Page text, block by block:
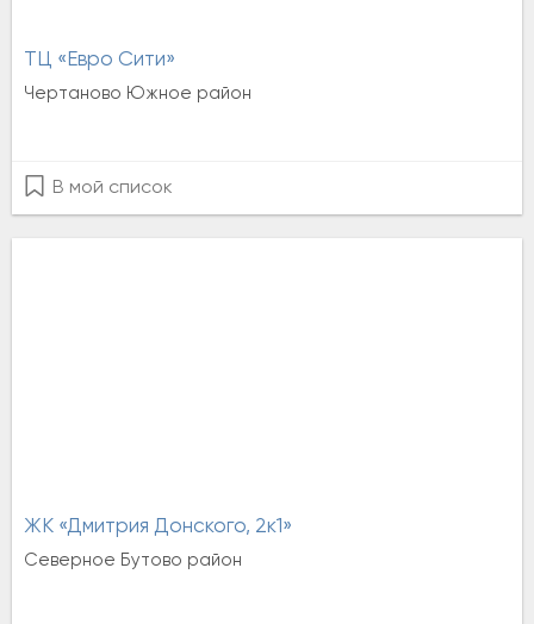
ТЦ «Евро Сити»
Чертаново Южное район
В мой список
ЖК «Дмитрия Донского, 2к1»
Северное Бутово район